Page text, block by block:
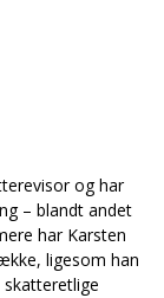
og har
– blandt andet
har Karsten
ligesom han